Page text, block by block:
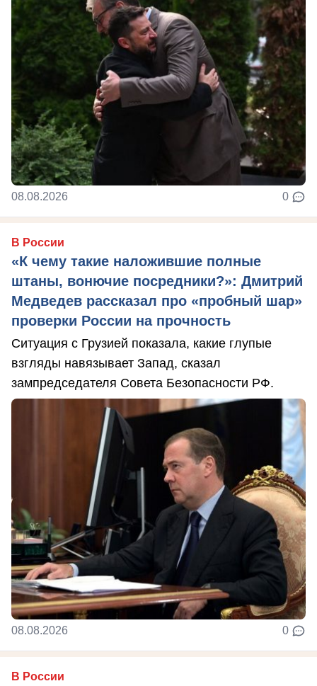
08.08.2026 0
В России
«К чему такие наложившие полные
штаны, вонючие посредники?»: Дмитрий
Медведев рассказал про «пробный шар»
проверки России на прочность
Ситуация с Грузией показала, какие глупые
взгляды навязывает Запад, сказал
зампредседателя Совета Безопасности РФ.
08.08.2026 0
В России